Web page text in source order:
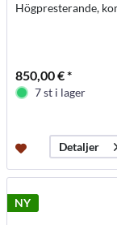
Högpresterande,
850,00 € *
7 st i lager
Detaljer
NY